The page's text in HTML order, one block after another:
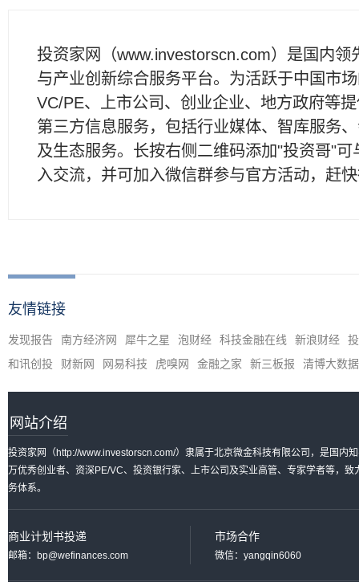
投资家网（www.investorscn.com）是国内领
与产业创新综合服务平台。为活跃于中国市
VC/PE、上市公司、创业企业、地方政府等
第三方信息服务，包括行业媒体、智库服务
及生态服务。长按右侧二维码添加"投资哥"可
入交流，并可加入微信群参与官方活动，赶
友情链接
发现报告 南方经济网 犀牛之星 泡财经 科技金融在线 新浪财经
和讯创投
财新网 网易科技 虎嗅网 金融之家 新三板报 清博大数据
网站介绍
投资家网（http://www.investorscn.com/）隶属于北京微金科技有限公司，是国内
万优秀创业者、资深PE/VC、投资银行家、上市公司及实业高管、专家学者等，
务体系。
商业计划书投递
邮箱：bp@wefinances.com
市场合作
微信：yangqin6060